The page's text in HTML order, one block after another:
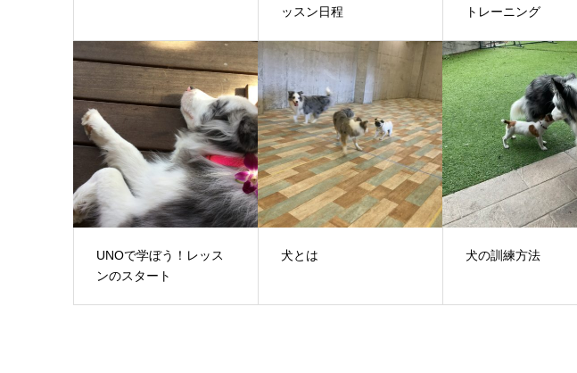
ッスン日程
トレーニング
UNOで学ぼう！レッス
ンのスタート
犬とは 犬の訓練方法